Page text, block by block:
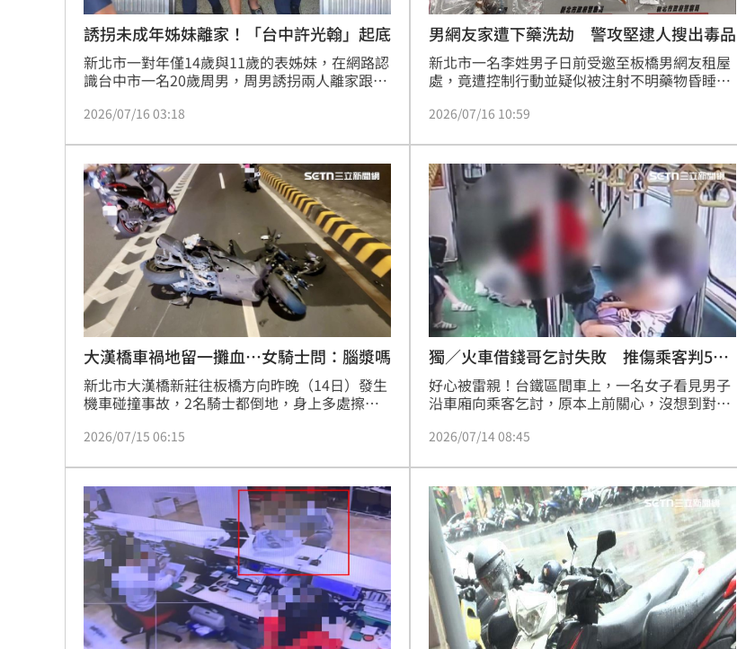
誘拐未成年姊妹離家！「台中許光翰」起底
新北市一對年僅14歲與11歲的表姊妹，在網路認
識台中市一名20歲周男，周男誘拐兩人離家跟他
案，調閱監視器查出小姊妹所在的旅館，當場將
辦，檢方聲押獲准。警方查出，周男的生活複
雜，曾與一名未成年少女交往，帶女友偷取海賊
王公仔被逮，在網路自稱「台中許光翰」，有靈
異體質，藉此欺騙無知少女。
2026/07/16 03:18
男網友家遭下藥洗劫 警攻堅逮人搜出毒品
新北市一名李姓男子日前受邀至板橋男網友租屋
處，竟遭控制行動並疑似被注射不明藥物昏睡，
視器，確認嫌犯仍留於屋內，隨即會同消防隊破
另一名李姓嫌犯，並搜出安非他命、依託咪酯及
多項毒品證物。全案訊後依強盜、恐嚇、妨害自
由、傷害及毒品等罪嫌移送法辦，警方目前正積
極調查受害人遭囚禁詳情、藥物成分及毒品來
源，以釐清確切犯案動機，並提醒民眾切勿輕易
與網友見面以維護自身安全。
2026/07/16 10:59
大漢橋車禍地留一攤血…女騎士問：腦漿嗎
新北市大漢橋新莊往板橋方向昨晚（14日）發生
機車碰撞事故，2名騎士都倒地，身上多處擦挫
過，發現地面留有血跡；並將畫面PO網，寫下，
初步了解，2名傷者都意識清楚，詳細事故原
因，仍待釐清。
2026/07/15 06:15
獨／火車借錢哥乞討失敗 推傷乘客判50
日
好心被雷親！台鐵區間車上，一名女子看見男子
沿車廂向乘客乞討，原本上前關心，沒想到對方
臉部挫傷。事後男子不僅否認推人還反控遭性騷
役50日，得易科罰金5萬元。
2026/07/14 08:45